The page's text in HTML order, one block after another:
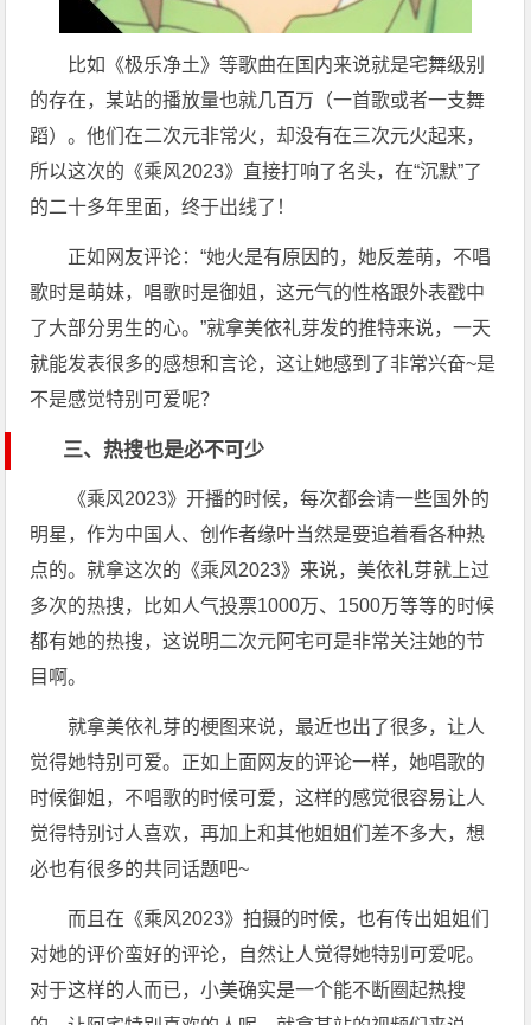
比如《极乐净土》等歌曲在国内来说就是宅舞级别
的存在，某站的播放量也就几百万（一首歌或者一支舞
蹈）。他们在二次元非常火，却没有在三次元火起来，
所以这次的《乘风2023》直接打响了名头，在“沉默”了
的二十多年里面，终于出线了！
正如网友评论：“她火是有原因的，她反差萌，不唱
歌时是萌妹，唱歌时是御姐，这元气的性格跟外表戳中
了大部分男生的心。”就拿美依礼芽发的推特来说，一天
就能发表很多的感想和言论，这让她感到了非常兴奋~是
不是感觉特别可爱呢？
三、热搜也是必不可少
《乘风2023》开播的时候，每次都会请一些国外的
明星，作为中国人、创作者缘叶当然是要追着看各种热
点的。就拿这次的《乘风2023》来说，美依礼芽就上过
多次的热搜，比如人气投票1000万、1500万等等的时候
都有她的热搜，这说明二次元阿宅可是非常关注她的节
目啊。
就拿美依礼芽的梗图来说，最近也出了很多，让人
觉得她特别可爱。正如上面网友的评论一样，她唱歌的
时候御姐，不唱歌的时候可爱，这样的感觉很容易让人
觉得特别讨人喜欢，再加上和其他姐姐们差不多大，想
必也有很多的共同话题吧~
而且在《乘风2023》拍摄的时候，也有传出姐姐们
对她的评价蛮好的评论，自然让人觉得她特别可爱呢。
对于这样的人而已，小美确实是一个能不断圈起热搜